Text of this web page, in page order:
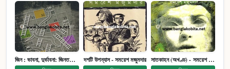
জিন : ভাবনা, দুর্ভাবনা: জিনতত্ত্ব সমাজ ইতিহাস (পেপারব্যাক) দশটি উপন্যাস - সমরেশ মজুমদার সাতকাহন (অখণ্ড) - সমরেশ মজুমদার